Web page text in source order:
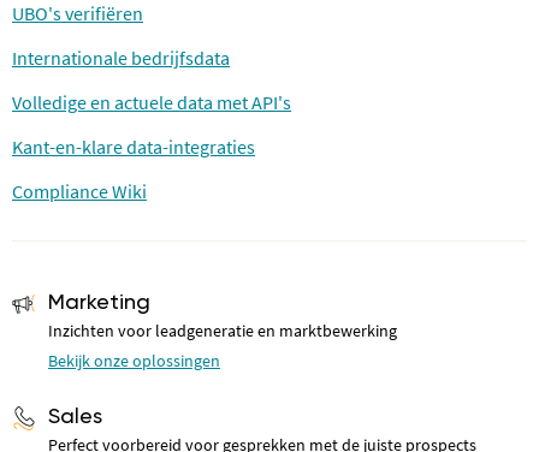
UBO's verifiëren
Internationale bedrijfsdata
Volledige en actuele data met API's
Kant-en-klare data-integraties
Compliance Wiki
Marketing
Inzichten voor leadgeneratie en marktbewerking
Bekijk onze oplossingen
Sales
Perfect voorbereid voor gesprekken met de juiste prospects